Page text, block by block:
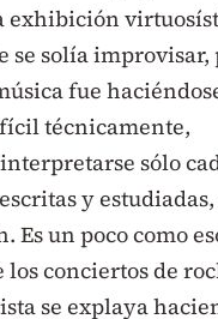
exhibición
se solía improvisar,
fue
técnicamente,
sólo
y
Es un poco como
conciertos de
se explaya